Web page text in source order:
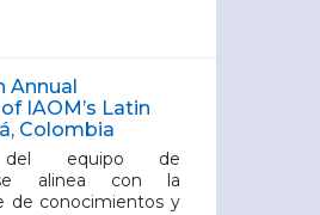
Annual
IAOM’s Latin
Colombia
del equipo de
se alinea con la
de conocimientos y